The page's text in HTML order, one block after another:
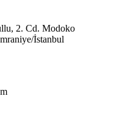
2. Cd. Modoko
İstanbul